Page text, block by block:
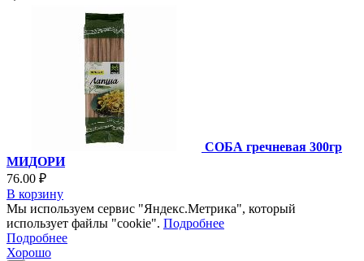
СОБА гречневая 300гр
МИДОРИ
76.00 ₽
В корзину
Мы используем сервис "Яндекс.Метрика", который
использует файлы "cookie". Подробнее
Подробнее
Хорошо